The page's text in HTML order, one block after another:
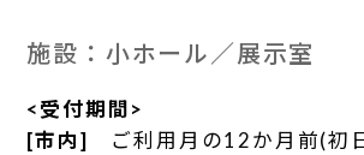
施設：小ホール／展示室
<受付期間>
[市内] ご利用月の12か月前(